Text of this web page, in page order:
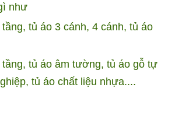
như
tủ áo 3 cánh, 4 cánh, tủ áo
tủ áo âm tường, tủ áo gỗ tự
tủ áo chất liệu nhựa....